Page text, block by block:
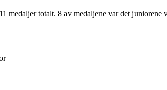
totalt. 8 av medaljene var det juniorene